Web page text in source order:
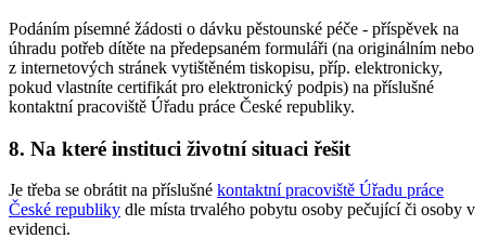
Podáním písemné žádosti o dávku pěstounské péče - příspěvek na
úhradu potřeb dítěte na předepsaném formuláři (na originálním nebo
z internetových stránek vytištěném tiskopisu, příp. elektronicky,
pokud vlastníte certifikát pro elektronický podpis) na příslušné
kontaktní pracoviště Úřadu práce České republiky.
8. Na které instituci životní situaci řešit
Je třeba se obrátit na příslušné kontaktní pracoviště Úřadu práce
České republiky dle místa trvalého pobytu osoby pečující či osoby v
evidenci.